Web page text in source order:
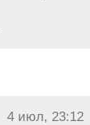
4 июл, 23:12